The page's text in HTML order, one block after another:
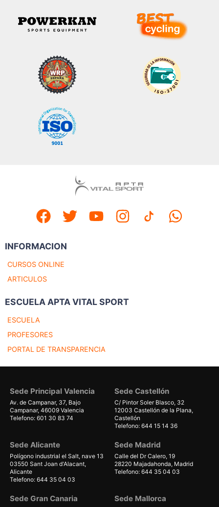
INFORMACION
CURSOS ONLINE
ARTICULOS
ESCUELA APTA VITAL SPORT
ESCUELA
PROFESORES
PORTAL DE TRANSPARENCIA
Sede Principal Valencia
Av. de Campanar, 37, Bajo
Campanar, 46009 Valencia
Telefono: 601 30 83 74
Sede Castellón
C/ Pintor Soler Blasco, 32
12003 Castellón de la Plana,
Castellón
Telefono: 644 15 14 36
Sede Alicante
Polígono industrial el Salt, nave 13
03550 Sant Joan d'Alacant,
Alicante
Telefono: 644 35 04 03
Sede Madrid
Calle del Dr Calero, 19
28220 Majadahonda, Madrid
Telefono: 644 35 04 03
Sede Gran Canaria Sede Mallorca